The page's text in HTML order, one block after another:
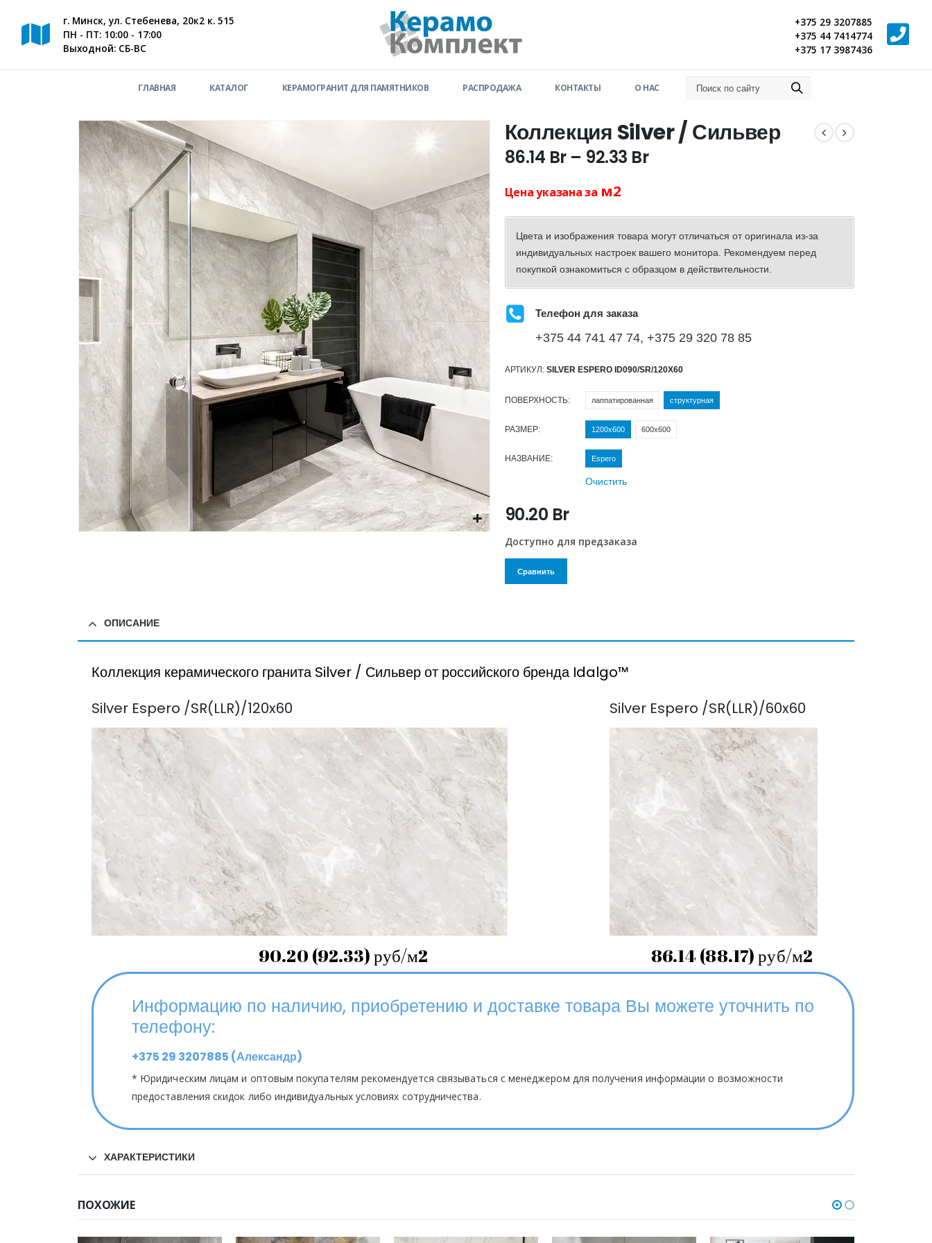
г. Минск, ул. Стебенева, 20к2 к. 515
ПН - ПТ: 10:00 - 17:00
Выходной: СБ-ВС
+375 29 3207885
+375 44 7414774
+375 17 3987436
ГЛАВНАЯ КАТАЛОГ КЕРАМОГРАНИТ ДЛЯ ПАМЯТНИКОВ РАСПРОДАЖА КОНТАКТЫ О НАС
Коллекция Silver / Сильвер
86.14 Br – 92.33 BrДиапазон
92.33 Br
Цена указана за м2
Цвета и изображения товара могут отличаться от оригинала из-за
индивидуальных настроек вашего монитора. Рекомендуем перед
покупкой ознакомиться с образцом в действительности.
Телефон для заказа
+375 44 741 47 74, +375 29 320 78 85
АРТИКУЛ: SILVER ESPERO ID090/SR/120X60
ПОВЕРХНОСТЬ лаппатированная структурная
РАЗМЕР 1200х600 600х600
НАЗВАНИЕ Espero
Очистить
90.20 Br
Доступно для предзаказа
Сравнить
ОПИСАНИЕ
Коллекция керамического гранита Silver / Сильвер от российского бренда Idalgo™
Silver Espero /SR(LLR)/120x60
90.20 (92.33) руб/м2
Silver Espero /SR(LLR)/60x60
86.14 (88.17) руб/м2
Информацию по наличию, приобретению и доставке товара Вы можете уточнить по
телефону:
+375 29 3207885 (Александр)
* Юридическим лицам и оптовым покупателям рекомендуется связываться с менеджером для получения информации о возможности
предоставления скидок либо индивидуальных условиях сотрудничества.
ХАРАКТЕРИСТИКИ
ПОХОЖИЕ